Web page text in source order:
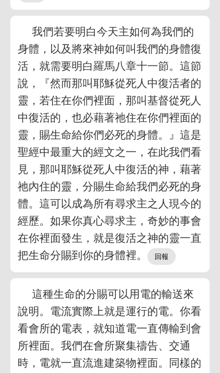
我們若要明白今天主如何為我們的
身體，以及將來神如何叫我們的身體復
活，就需要明白羅馬八章十一節。這節
說，『然而那叫耶穌從死人中復活者的
靈，若住在你們裡面，那叫基督從死人
中復活的，也必藉著祂住在你們裡面的
靈，賜生命給你們必死的身體。』這是
聖經中最重大的經文之一，在此我們看
見，那叫耶穌從死人中復活的神，藉著
祂內住的靈，分賜生命給我們必死的身
體。這可以成為所有尋求主之人現今的
經歷。如果你真心尋求主，奇妙的事會
在你裡面發生，就是復活之神的靈一直
把生命分賜到你的身體裡。
這種生命的分賜可以用電的輸送來
說明。電流實際上就是運行的電。你看
看會所的電表，就知道電一直傳輸到會
所裡面。我們在會所聚集禱告、交通
時，電就一直流進建築物裡面。同樣的